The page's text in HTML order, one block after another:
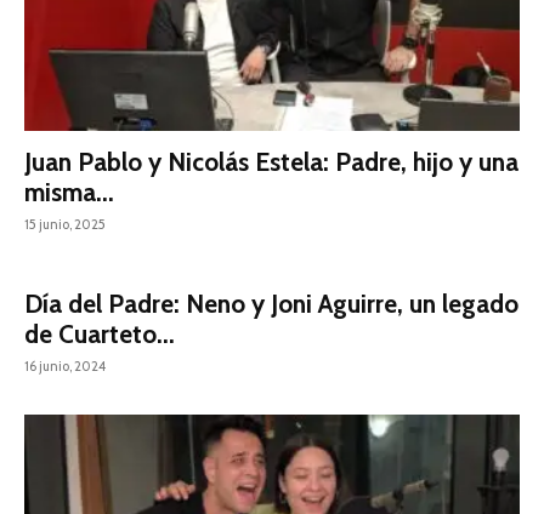
Juan Pablo y Nicolás Estela: Padre, hijo y una
misma...
15 junio, 2025
Día del Padre: Neno y Joni Aguirre, un legado
de Cuarteto...
16 junio, 2024